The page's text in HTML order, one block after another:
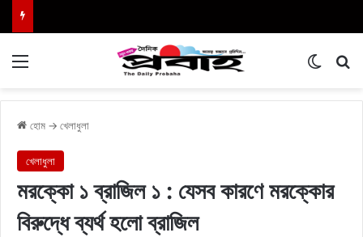
হোম → খেলাধুলা
খেলাধুলা
মরক্কো ১ ব্রাজিল ১ : যেসব কারণে মরক্কোর
বিরুদ্ধে ব্যর্থ হলো ব্রাজিল